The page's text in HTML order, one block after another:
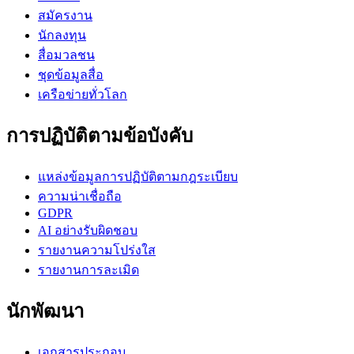
สมัครงาน
นักลงทุน
สื่อมวลชน
ชุดข้อมูลสื่อ
เครือข่ายทั่วโลก
การปฏิบัติตามข้อบังคับ
แหล่งข้อมูลการปฏิบัติตามกฎระเบียบ
ความน่าเชื่อถือ
GDPR
AI อย่างรับผิดชอบ
รายงานความโปร่งใส
รายงานการละเมิด
นักพัฒนา